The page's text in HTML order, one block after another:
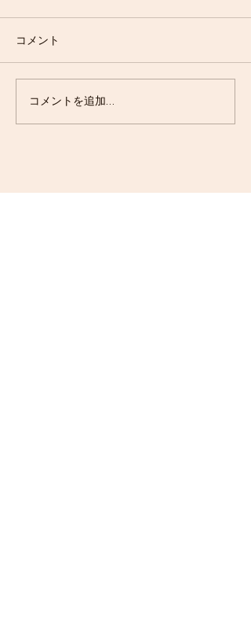
ポッピング・マンゴーパ
ルフェ
コメント
コメントを追加…